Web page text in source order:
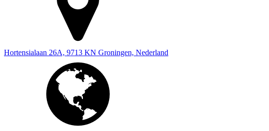
Hortensialaan 26A, 9713 KN Groningen, Nederland